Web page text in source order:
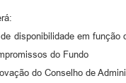
de disponibilidade em função
do Fundo
do Conselho de